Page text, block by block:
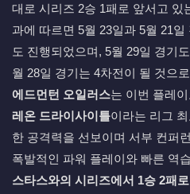
대로 시리즈 2승 1패로 앞서고 있
과에 따르면 5월 23일과 5월 21
도 진행되었으며, 5월 29일 경기
월 28일 경기는 4차전이 될 것으
에드먼턴 오일러스는 이번 플레
레온 드라이사이틀이라는 리그
한 공격력을 선보이며 서부 컨퍼
폭발적인 파워 플레이와 빠른 역
스타스와의 시리즈에서 1승 2패